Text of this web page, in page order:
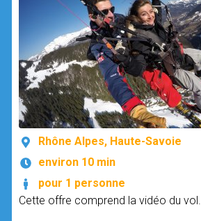
Rhône Alpes, Haute-Savoie
environ 10 min
pour 1 personne
Cette offre comprend la vidéo du vol.